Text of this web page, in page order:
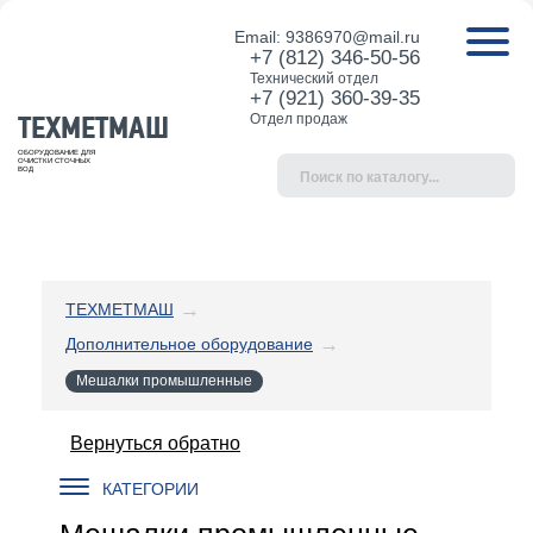
ТЕХМЕТМАШ
ОБОРУДОВАНИЕ ДЛЯ
ОЧИСТКИ СТОЧНЫХ
ВОД
Email: 9386970@mail.ru
+7 (812) 346-50-56
Технический отдел
+7 (921) 360-39-35
Отдел продаж
ТЕХМЕТМАШ
Дополнительное оборудование
Мешалки промышленные
Вернуться обратно
КАТЕГОРИИ